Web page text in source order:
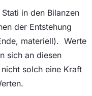
in den Bilanzen
der Entstehung
materiell). Werte
sich an diesen
solch eine Kraft